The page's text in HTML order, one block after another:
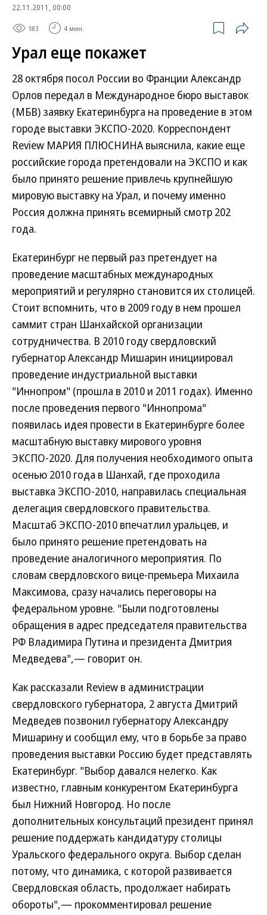
22.11.2011, 00:00
183 4 мин.
Урал еще покажет
28 октября посол России во Франции Александр
Орлов передал в Международное бюро выставок
(МБВ) заявку Екатеринбурга на проведение в этом
городе выставки ЭКСПО-2020. Корреспондент
Review МАРИЯ ПЛЮСНИНА выяснила, какие еще
российские города претендовали на ЭКСПО и как
было принято решение привлечь крупнейшую
мировую выставку на Урал, и почему именно
Россия должна принять всемирный смотр 202
года.
Екатеринбург не первый раз претендует на
проведение масштабных международных
мероприятий и регулярно становится их столицей.
Стоит вспомнить, что в 2009 году в нем прошел
саммит стран Шанхайской организации
сотрудничества. В 2010 году свердловский
губернатор Александр Мишарин инициировал
проведение индустриальной выставки
"Иннопром" (прошла в 2010 и 2011 годах). Именно
после проведения первого "Иннопрома"
появилась идея провести в Екатеринбурге более
масштабную выставку мирового уровня
ЭКСПО-2020. Для получения необходимого опыта
осенью 2010 года в Шанхай, где проходила
выставка ЭКСПО-2010, направилась специальная
делегация свердловского правительства.
Масштаб ЭКСПО-2010 впечатлил уральцев, и
было принято решение претендовать на
проведение аналогичного мероприятия. По
словам свердловского вице-премьера Михаила
Максимова, сразу начались переговоры на
федеральном уровне. "Были подготовлены
обращения в адрес председателя правительства
РФ Владимира Путина и президента Дмитрия
Медведева",— говорит он.
Как рассказали Review в администрации
свердловского губернатора, 2 августа Дмитрий
Медведев позвонил губернатору Александру
Мишарину и сообщил ему, что в борьбе за право
проведения выставки Россию будет представлять
Екатеринбург. "Выбор давался нелегко. Как
известно, главным конкурентом Екатеринбурга
был Нижний Новгород. Но после
дополнительных консультаций президент принял
решение поддержать кандидатуру столицы
Уральского федерального округа. Выбор сделан
потому, что динамика, с которой развивается
Свердловская область, продолжает набирать
обороты",— прокомментировал решение